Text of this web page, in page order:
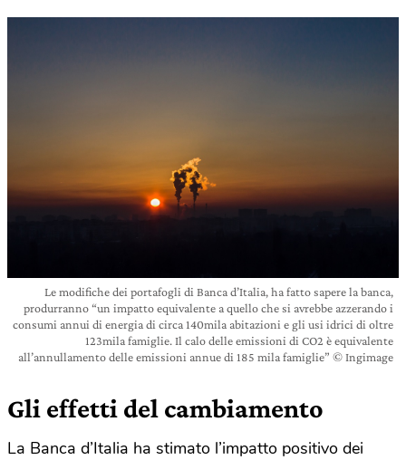
Le modifiche dei portafogli di Banca d’Italia, ha fatto sapere la banca,
produrranno “un impatto equivalente a quello che si avrebbe azzerando i
consumi annui di energia di circa 140mila abitazioni e gli usi idrici di oltre
123mila famiglie. Il calo delle emissioni di CO2 è equivalente
all’annullamento delle emissioni annue di 185 mila famiglie” © Ingimage
Gli effetti del cambiamento
La Banca d’Italia ha stimato l’impatto positivo dei